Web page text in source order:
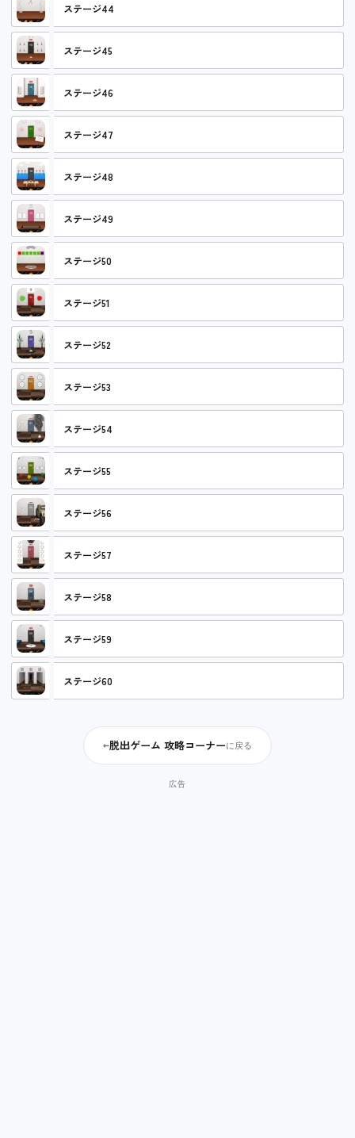
ステージ44
ステージ45
ステージ46
ステージ47
ステージ48
ステージ49
ステージ50
ステージ51
ステージ52
ステージ53
ステージ54
ステージ55
ステージ56
ステージ57
ステージ58
ステージ59
ステージ60
←脱出ゲーム 攻略コーナーに戻る